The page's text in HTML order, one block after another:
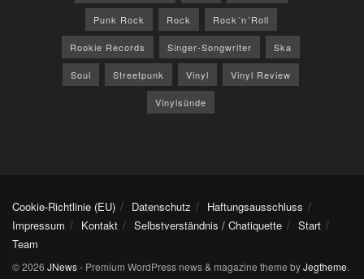
Punk Rock Rock Rock´n´Roll
Rookie Records Singer-Songwriter Ska
Soul Streetpunk Vinyl Vinyl Review
Vinylsünde
Cookie-Richtlinie (EU) Datenschutz
Haftungsausschluss
Impressum
Kontakt Selbstverständnis / Chatiquette
Start
Team
© 2026 JNews- Premium WordPress news & magazine theme byJegtheme.